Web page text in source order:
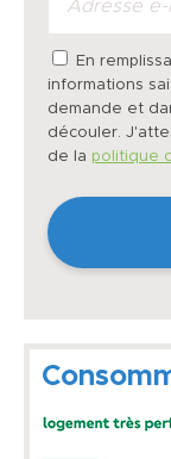
En
informations
demande et
découler.
de la politique